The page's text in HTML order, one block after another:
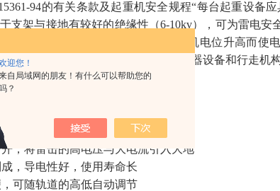
迎您！
自局域网的朋友！有什么可以帮助您的
？
94的有关条款及起重机安全规程“每台起重设备
支架与接地有较好的绝缘性（6-10kv），可为雷电
结构件和车轮接地，当遇雷击时整机电位升高而使
损坏轴承的缺陷，从而提高了机房电器设备和行走机
零电位
，将雷击的高电压与大电流引入大地
，导电性好，使用寿命长
可随轨道的高低自动调节